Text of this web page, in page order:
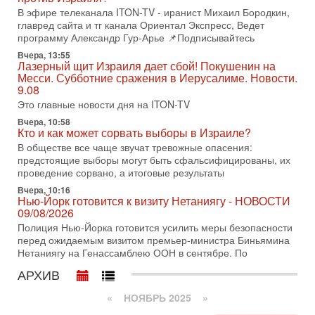
последних союзников. Путин - псих!
В эфире ITON-TV доктор Эльдар Намазов , историк,
политолог, в прошлом – помощник Президента
Азербайджана Гейдара Алиева . Ведет программу
Александр
3-08-2026, 11:09
Выборы в Израиле в опасности?! ШАБАК формирует
спецотдел
В этом выпуске мы разбираем одну из самых тревожных
тем израильской политики. Известно, что израильская
Служба общей безопасности (ШАБАК) создала
3-08-2026, 08:32
Трамп и Иран: последний шанс - НОВОСТИ
03/08/2026
Президент США Дональд Трамп объявил о возобновлении
переговоров с Ираном, но Тегеран пока не подтвердил
готовность к диалогу. По словам американского
2-08-2026, 08:42
Трамп отменил удар по Ирану - НОВОСТИ
Президент США Дональд Трамп сегодня заявил об отмене
подготовленного удара по Ирану после обращений
В эфире телеканала ITON-TV - иранист Михаил Бородкин,
главред сайта и тг канала Ориентал Экспресс, Ведет
программу Александр Гур-Арье 📌Подписывайтесь
Вчера, 13:55
Лазерный щит Израиля дает сбой! Покушенин на
Месси. Субботние сражения в Иерусалиме. Новости.
9.08
Это главные новости дня на ITON-TV
Вчера, 10:58
Кто и как может сорвать выборы в Израиле?
В обществе все чаще звучат тревожные опасения:
предстоящие выборы могут быть сфальсифицированы, их
проведение сорвано, а итоговые результаты
Вчера, 10:16
Нью-Йорк готовится к визиту Нетаниягу - НОВОСТИ
09/08/2026
Полиция Нью-Йорка готовится усилить меры безопасности
перед ожидаемым визитом премьер-министра Биньямина
Нетаниягу на Генассамблею ООН в сентябре. По
АРХИВ
« НОЯБРЬ 2025 »